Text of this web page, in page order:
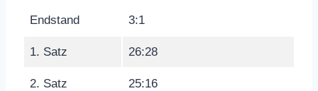
Endstand 3:1
1. Satz 26:28
2. Satz 25:16